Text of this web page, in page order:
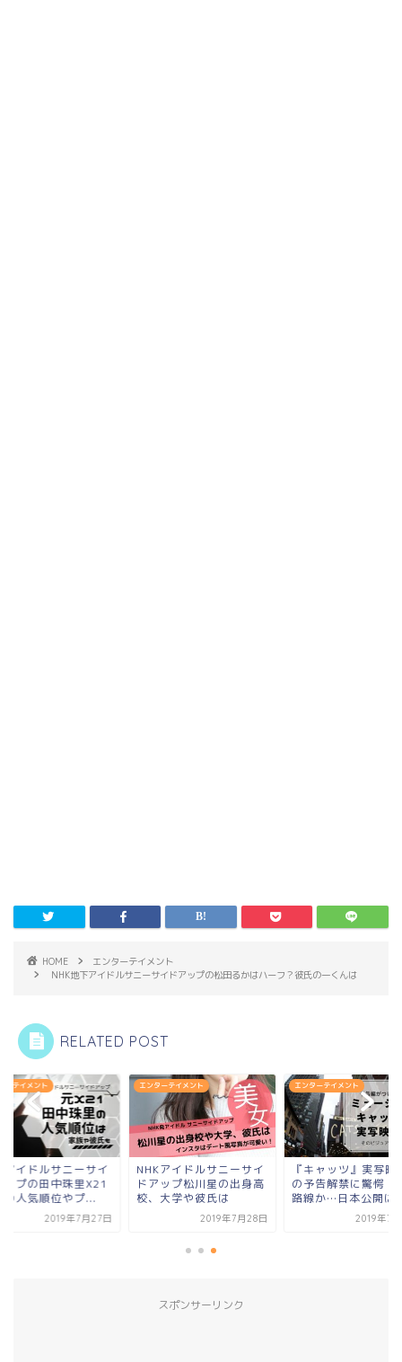
HOME
エンターテイメント
NHK地下アイドルサニーサイドアップの松田るかはハーフ？彼氏の一くんは
RELATED POST
ーテイメント
アイドルサニーサイ
ップの田中珠里X21
の人気順位やプ...
2019年7月27日
エンターテイメント
NHKアイドルサニーサイ
ドアップ松川星の出身高
校、大学や彼氏は
2019年7月28日
エンターテイメント
『キャッツ』実写映
の予告解禁に驚愕！
路線か…日本公開は
2019年7
スポンサーリンク